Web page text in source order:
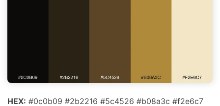
HEX: #0c0b09 #2b2216 #5c4526 #b08a3c #f2e6c7